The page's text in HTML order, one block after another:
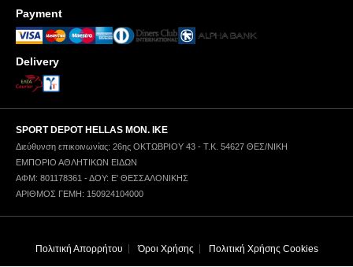
Payment
Delivery
SPORT DEPOT HELLAS ΜΟΝ. ΙΚΕ
Διεύθυνση επικοινωνίας: 26ης ΟΚΤΩΒΡΙΟΥ 43 - Τ.Κ. 54627 ΘΕΣ/ΝΙΚΗ
ΕΜΠΟΡΙΟ ΑΘΛΗΤΙΚΩΝ ΕΙΔΩΝ
ΑΦΜ: 801178361 - ΔΟΥ: Ε' ΘΕΣΣΑΛΟΝΙΚΗΣ
ΑΡΙΘΜΟΣ ΓΕΜΗ: 150924104000
Πολιτική Απορρήτου Όροι Χρήσης Πολιτική Χρήσης Cookies